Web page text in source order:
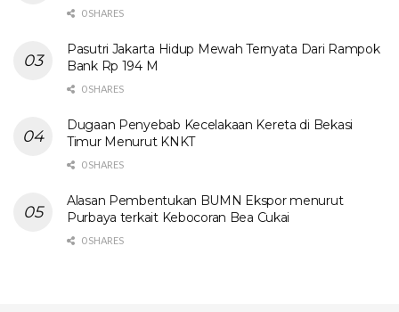
0 SHARES
Pasutri Jakarta Hidup Mewah Ternyata Dari Rampok
Bank Rp 194 M
0 SHARES
Dugaan Penyebab Kecelakaan Kereta di Bekasi
Timur Menurut KNKT
0 SHARES
Alasan Pembentukan BUMN Ekspor menurut
Purbaya terkait Kebocoran Bea Cukai
0 SHARES